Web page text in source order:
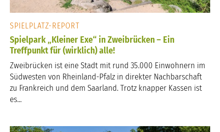
SPIELPLATZ-REPORT
Spielpark „Kleiner Exe“ in Zweibrücken – Ein
Treffpunkt für (wirklich) alle!
Zweibrücken ist eine Stadt mit rund 35.000 Einwohnern im
Südwesten von Rheinland-Pfalz in direkter Nachbarschaft
zu Frankreich und dem Saarland. Trotz knapper Kassen ist
es...